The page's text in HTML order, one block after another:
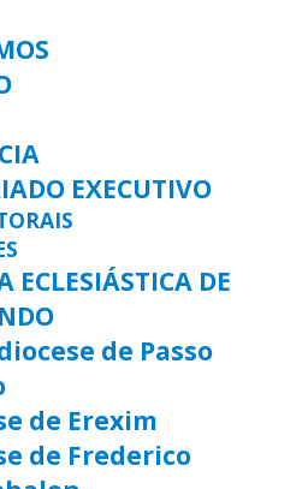
EXECUTIVO
ECLESIÁSTICA DE
de Passo
de Erexim
de Frederico